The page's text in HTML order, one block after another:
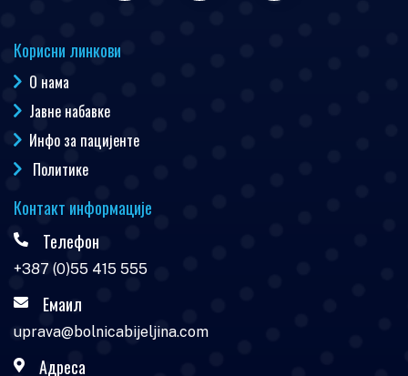
Корисни линкови
О нама
Јавне набавке
Инфо за пацијенте
Политике
Контакт информације
Телефон
+387 (0)55 415 555
Емаил
uprava@bolnicabijeljina.com
Адреса